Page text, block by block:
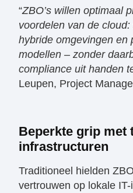
“ZBO’s willen optimaal
voordelen van de
hybride omgevingen en
modellen – zonder
compliance uit handen
Leupen, Project
​Beperkte grip met
infrastructuren
​Traditioneel hielden
vertrouwen op lokale